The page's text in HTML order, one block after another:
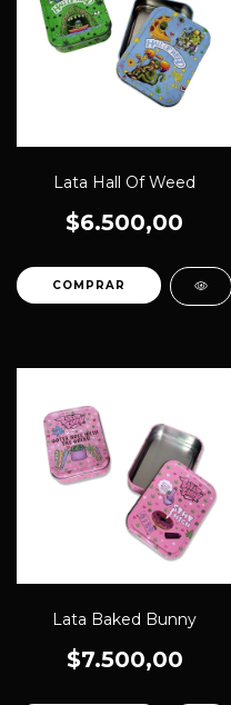
Lata Hall Of Weed
$6.500,00
Lata Baked Bunny
$7.500,00